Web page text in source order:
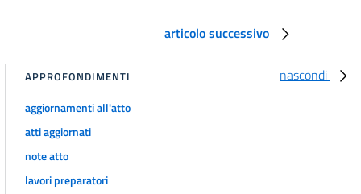
articolo successivo
nascondi
APPROFONDIMENTI
aggiornamenti all'atto
atti aggiornati
note atto
lavori preparatori